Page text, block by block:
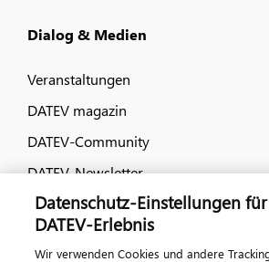
Dialog & Medien
Veranstaltungen
DATEV magazin
DATEV-Community
DATEV-Newsletter
Kontaktieren Sie uns
Datenschutz-Einstellungen
DATEV-Erlebnis
Wir verwenden Cookies und andere